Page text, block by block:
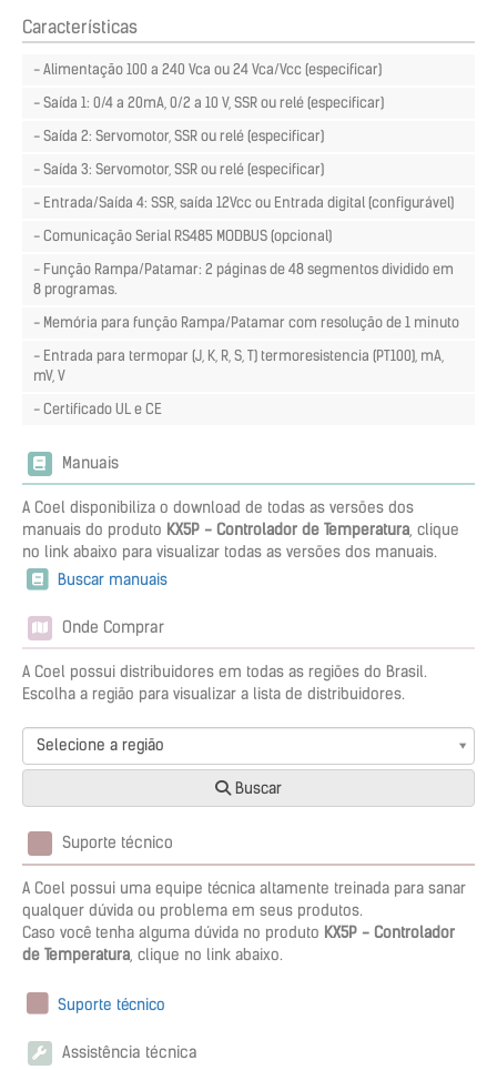
Características
- Alimentação 100 a 240 Vca ou 24 Vca/Vcc (especificar)
- Saída 1: 0/4 a 20mA, 0/2 a 10 V, SSR ou relé (especificar)
- Saída 2: Servomotor, SSR ou relé (especificar)
- Saída 3: Servomotor, SSR ou relé (especificar)
- Entrada/Saída 4: SSR, saída 12Vcc ou Entrada digital (configurável)
- Comunicação Serial RS485 MODBUS (opcional)
- Função Rampa/Patamar: 2 páginas de 48 segmentos dividido em
8 programas.
- Memória para função Rampa/Patamar com resolução de 1 minuto
- Entrada para termopar (J, K, R, S, T) termoresistencia (PT100), mA,
mV, V
- Certificado UL e CE
Manuais
A Coel disponibiliza o download de todas as versões dos
manuais do produto KX5P - Controlador de Temperatura, clique
no link abaixo para visualizar todas as versões dos manuais.
Buscar manuais
Onde Comprar
A Coel possui distribuidores em todas as regiões do Brasil.
Escolha a região para visualizar a lista de distribuidores.
Selecione a região
Buscar
Suporte técnico
A Coel possui uma equipe técnica altamente treinada para sanar
qualquer dúvida ou problema em seus produtos.
Caso você tenha alguma dúvida no produto KX5P - Controlador
de Temperatura, clique no link abaixo.
Suporte técnico
Assistência técnica